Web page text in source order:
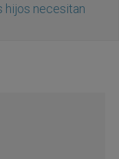
hijos necesitan